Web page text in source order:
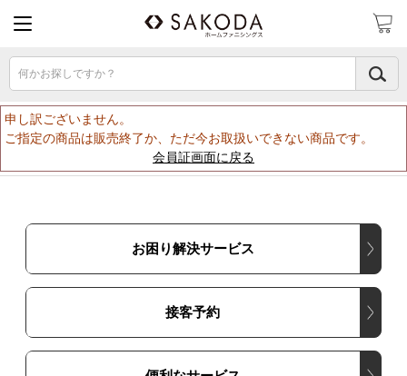
何かお探しですか？
申し訳ございません。
ご指定の商品は販売終了か、ただ今お取扱いできない商品です。
会員証画面に戻る
お困り解決サービス
接客予約